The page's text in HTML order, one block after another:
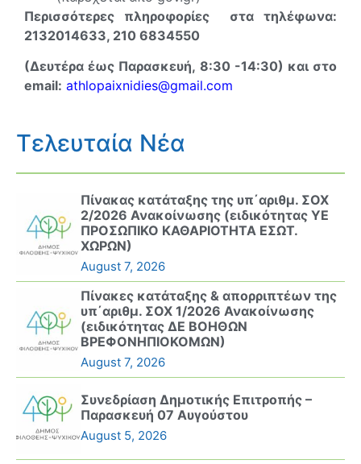
Περισσότερες πληροφορίες στα τηλέφωνα:
2132014633, 210 6834550
(Δευτέρα έως Παρασκευή, 8:30 -14:30) και στο
email: athlopaixnidies@gmail.com
Τελευταία Νέα
Πίνακας κατάταξης της υπ΄αριθμ. ΣΟΧ
2/2026 Ανακοίνωσης (ειδικότητας ΥΕ
ΠΡΟΣΩΠΙΚΟ ΚΑΘΑΡΙΟΤΗΤΑ ΕΣΩΤ.
ΧΩΡΩΝ)
August 7, 2026
Πίνακες κατάταξης & απορριπτέων της
υπ΄αριθμ. ΣΟΧ 1/2026 Ανακοίνωσης
(ειδικότητας ΔΕ ΒΟΗΘΩΝ
ΒΡΕΦΟΝΗΠΙΟΚΟΜΩΝ)
August 7, 2026
Συνεδρίαση Δημοτικής Επιτροπής –
Παρασκευή 07 Αυγούστου
August 5, 2026